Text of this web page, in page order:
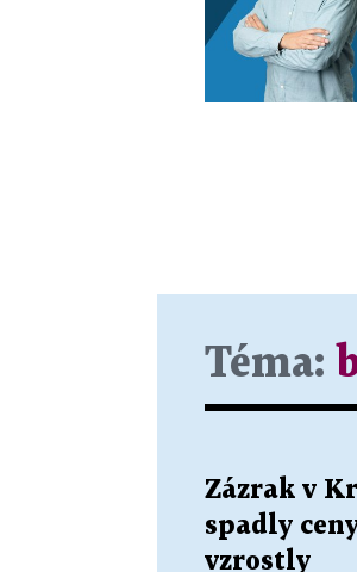
Téma:
Zázrak v
spadly
vzrostly